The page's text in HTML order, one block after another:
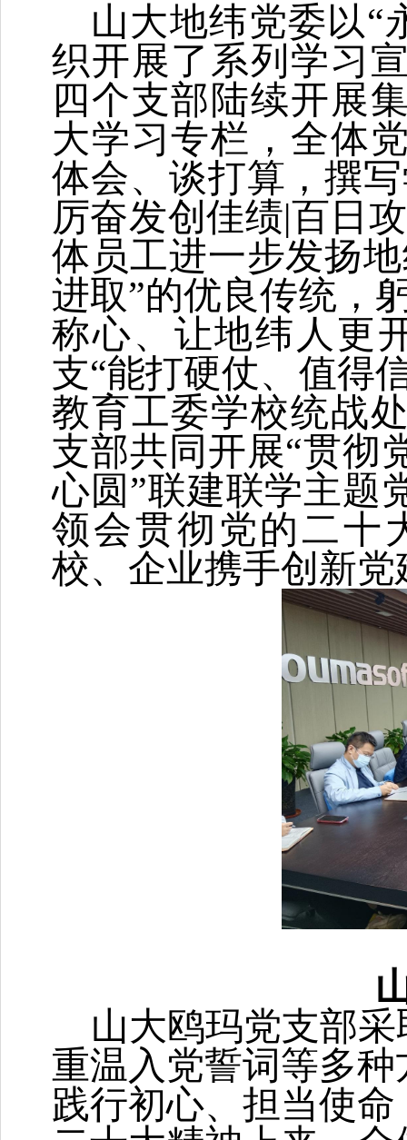
山大地纬党委以“
织开展了系列学习
四个支部陆续开展
大学习专栏，全体
体会、谈打算，撰
厉奋发创佳绩|百日
体员工进一步发扬
进取”的优良传统，
称心、让地纬人更
支“能打硬仗、值得
教育工委学校统战
支部共同开展“贯彻
心圆”联建联学主题
领会贯彻党的二十
校、企业携手创新
山大鸥玛党支部
重温入党誓词等多
践行初心、担当使